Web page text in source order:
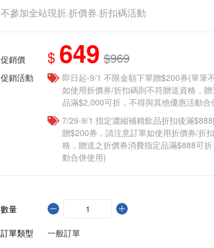
不參加全站現折.折價券.折扣碼活動
促銷價 $ 649 $969
促銷活動
即日起-9/1 不限金額下單贈$200券(單筆
如使用折價券/折扣碼則不符贈送資格，
品滿$2,000可折，不得與其他優惠活動合
7/29-9/1 指定濃縮補精飲品​折扣後滿
贈$200券，請注意訂單如使用折價券/折
格，贈送之折價券消費指定品滿$888可
動合併使用)
數量
訂單類型
一般訂單